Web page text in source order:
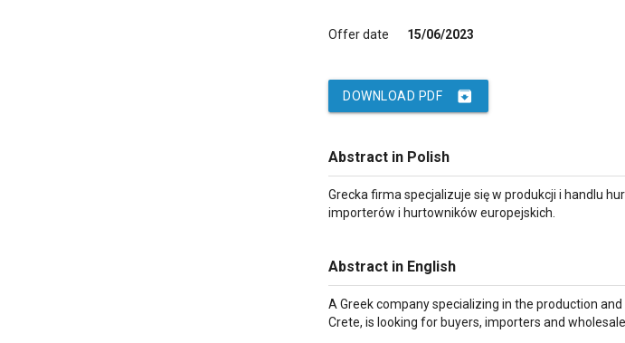
Offer date 15/06/2023
archive
DOWNLOAD PDF
Abstract in Polish
Grecka firma specjalizuje się w produkcji i handlu
importerów i hurtowników europejskich.
Abstract in English
A Greek company specializing in the production
Crete, is looking for buyers, importers and